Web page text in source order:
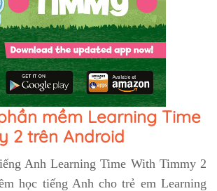
mềm Learning Time
2 trên Android
Anh Learning Time With Timmy 2
học tiếng Anh cho trẻ em Learning